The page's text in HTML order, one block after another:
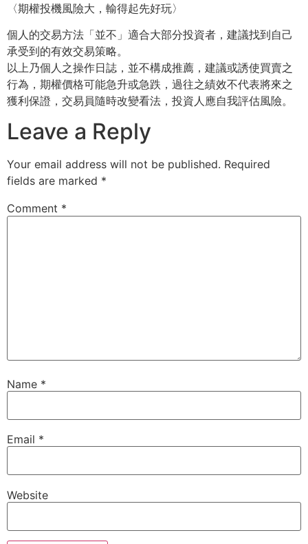
〈期權投機風險大，輸得起先好玩〉
個人的交易方法「並不」適合大部分投資者，建議找到自己
承受到的有效交易策略。
以上乃個人之操作日誌，並不構成推薦，建議或誘使買賣之
行為，期權價格可能急升或急跌，過往之績效不代表將來之
獲利保證，交易員隨時改變看法，投資人應自我評估風險。
Leave a Reply
Your email address will not be published. Required
fields are marked *
Comment *
Name *
Email *
Website